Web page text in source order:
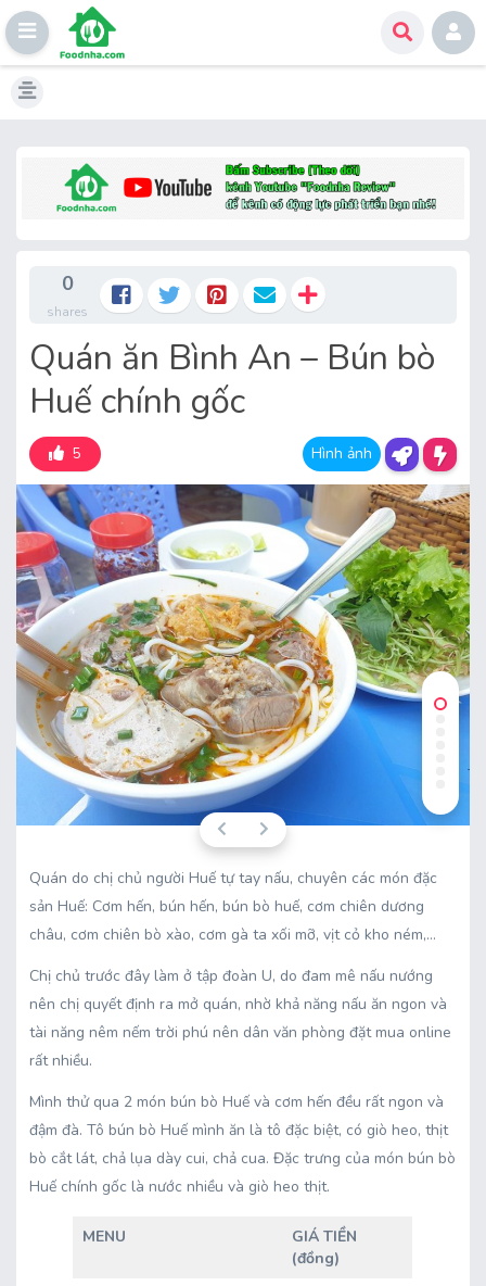
0
shares
Quán ăn Bình An – Bún bò
Huế chính gốc
5 Hình ảnh
Quán do chị chủ người Huế tự tay nấu, chuyên các món đặc
sản Huế: Cơm hến, bún hến, bún bò huế, cơm chiên dương
châu, cơm chiên bò xào, cơm gà ta xối mỡ, vịt cỏ kho ném,…
Chị chủ trước đây làm ở tập đoàn U, do đam mê nấu nướng
nên chị quyết định ra mở quán, nhờ khả năng nấu ăn ngon và
tài năng nêm nếm trời phú nên dân văn phòng đặt mua online
rất nhiều.
Mình thử qua 2 món bún bò Huế và cơm hến đều rất ngon và
đậm đà. Tô bún bò Huế mình ăn là tô đặc biệt, có giò heo, thịt
bò cắt lát, chả lụa dày cui, chả cua. Đặc trưng của món bún bò
Huế chính gốc là nước nhiều và giò heo thịt.
MENU
GIÁ TIỀN
(đồng)